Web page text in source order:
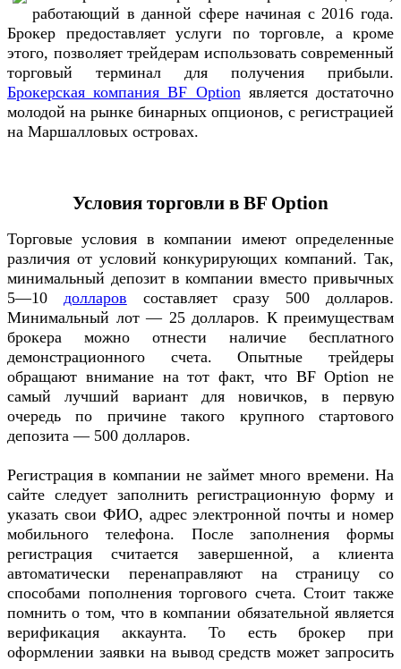
работающий в данной сфере начиная с 2016 года.
Брокер предоставляет услуги по торговле, а кроме
этого, позволяет трейдерам использовать современный
торговый терминал для получения прибыли.
Брокерская компания BF Optionявляется достаточно
молодой на рынке бинарных опционов, с регистрацией
на Маршалловых островах.
Условия торговли в BF Option
Торговые условия в компании имеют определенные
различия от условий конкурирующих компаний. Так,
минимальный депозит в компании вместо привычных
5—10 долларов составляет сразу 500 долларов.
Минимальный лот — 25 долларов. К преимуществам
брокера можно отнести наличие бесплатного
демонстрационного счета. Опытные трейдеры
обращают внимание на тот факт, что BF Option не
самый лучший вариант для новичков, в первую
очередь по причине такого крупного стартового
депозита — 500 долларов.
Регистрация в компании не займет много времени. На
сайте следует заполнить регистрационную форму и
указать свои ФИО, адрес электронной почты и номер
мобильного телефона. После заполнения формы
регистрация считается завершенной, а клиента
автоматически перенаправляют на страницу со
способами пополнения торгового счета. Стоит также
помнить о том, что в компании обязательной является
верификация аккаунта. То есть брокер при
оформлении заявки на вывод средств может запросить